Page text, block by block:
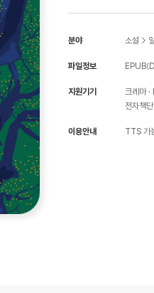
분야 소설 >
파일정보
지원기기 크레마
전자책
이용안내 TTS 가